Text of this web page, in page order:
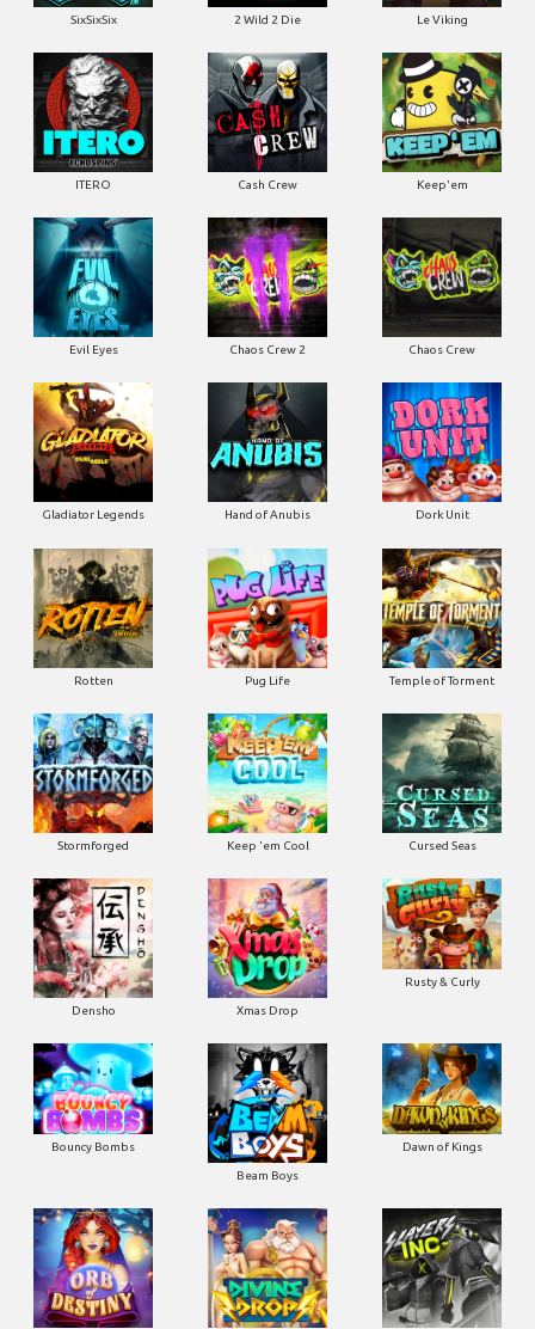
SixSixSix 2 Wild 2 Die Le Viking
ITERO Cash Crew Keep'em
Evil Eyes Chaos Crew 2 Chaos Crew
Gladiator Legends Hand of Anubis Dork Unit
Rotten Pug Life Temple of Torment
Stormforged Keep 'em Cool Cursed Seas
Densho Xmas Drop
Rusty & Curly
Bouncy Bombs
Beam Boys
Dawn of Kings